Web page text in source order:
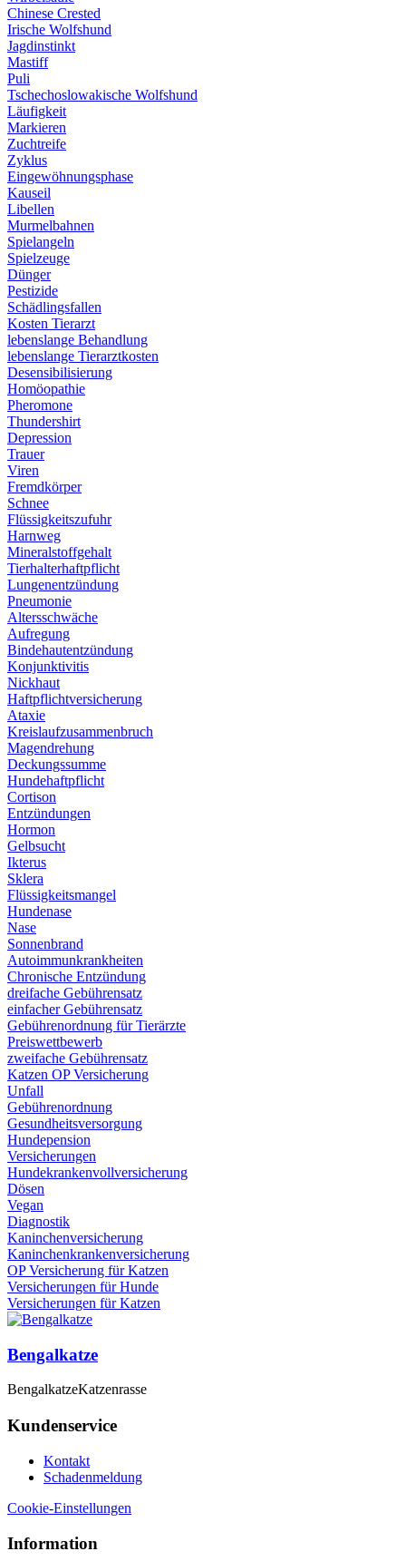
Chinese Crested
Irische Wolfshund
Jagdinstinkt
Mastiff
Puli
Tschechoslowakische Wolfshund
Läufigkeit
Markieren
Zuchtreife
Zyklus
Eingewöhnungsphase
Kauseil
Libellen
Murmelbahnen
Spielangeln
Spielzeuge
Dünger
Pestizide
Schädlingsfallen
Kosten Tierarzt
lebenslange Behandlung
lebenslange Tierarztkosten
Desensibilisierung
Homöopathie
Pheromone
Thundershirt
Depression
Trauer
Viren
Fremdkörper
Schnee
Flüssigkeitszufuhr
Harnweg
Mineralstoffgehalt
Tierhalterhaftpflicht
Lungenentzündung
Pneumonie
Altersschwäche
Aufregung
Bindehautentzündung
Konjunktivitis
Nickhaut
Haftpflichtversicherung
Ataxie
Kreislaufzusammenbruch
Magendrehung
Deckungssumme
Hundehaftpflicht
Cortison
Entzündungen
Hormon
Gelbsucht
Ikterus
Sklera
Flüssigkeitsmangel
Hundenase
Nase
Sonnenbrand
Autoimmunkrankheiten
Chronische Entzündung
dreifache Gebührensatz
einfacher Gebührensatz
Gebührenordnung für Tierärzte
Preiswettbewerb
zweifache Gebührensatz
Katzen OP Versicherung
Unfall
Gebührenordnung
Gesundheitsversorgung
Hundepension
Versicherungen
Hundekrankenvollversicherung
Dösen
Vegan
Diagnostik
Kaninchenversicherung
Kaninchenkrankenversicherung
OP Versicherung für Katzen
Versicherungen für Hunde
Versicherungen für Katzen
Bengalkatze
BengalkatzeKatzenrasse
Kundenservice
Kontakt
Schadenmeldung
Cookie-Einstellungen
Information